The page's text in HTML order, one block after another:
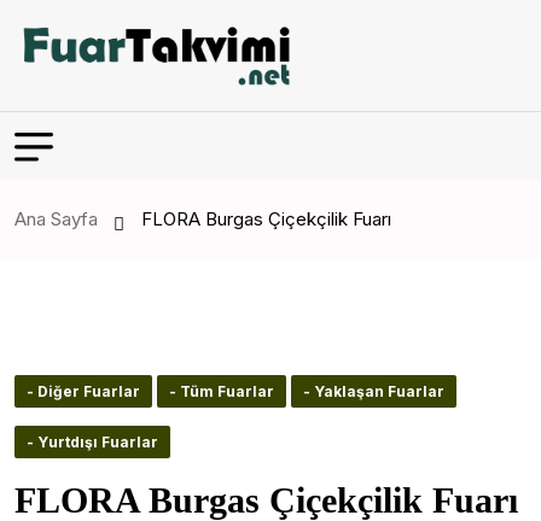
Ana Sayfa FLORA Burgas Çiçekçilik Fuarı
- Diğer Fuarlar - Tüm Fuarlar - Yaklaşan Fuarlar
- Yurtdışı Fuarlar
FLORA Burgas Çiçekçilik Fuarı